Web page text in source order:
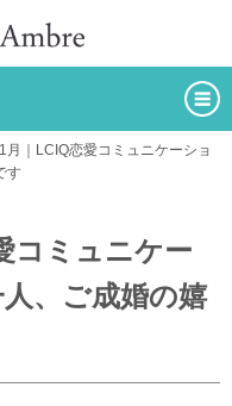
月｜LCIQ恋愛コミュニケーショ
す
コミュニケー
、ご成婚の嬉